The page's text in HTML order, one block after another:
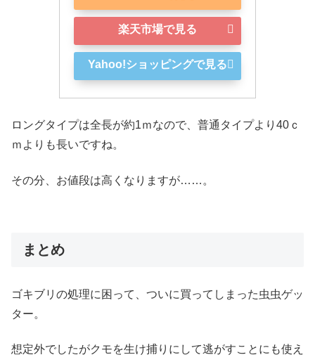
楽天市場で見る
Yahoo!ショッピングで見る
ロングタイプは全長が約1ｍなので、普通タイプより40ｃ
ｍよりも長いですね。
その分、お値段は高くなりますが……。
まとめ
ゴキブリの処理に困って、ついに買ってしまった虫虫ゲッ
ター。
想定外でしたがクモを生け捕りにして逃がすことにも使え